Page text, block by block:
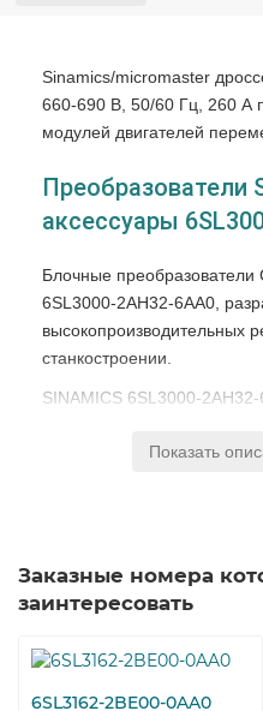
Sinamics/micromaster
660-690 В, 50/60 Гц, 260 А
модулей двигателей
Преобразователи
аксессуары
Блочные
6SL3000-2AH32-6AA0,
высокопроизводительных
станкостроении.
SINAMICS 6SL3000-
К преимуществам
можно отнести:
Эргономичность;
Показать
Заказные номера
заинтересовать
6SL3162-2BE00-0AA0